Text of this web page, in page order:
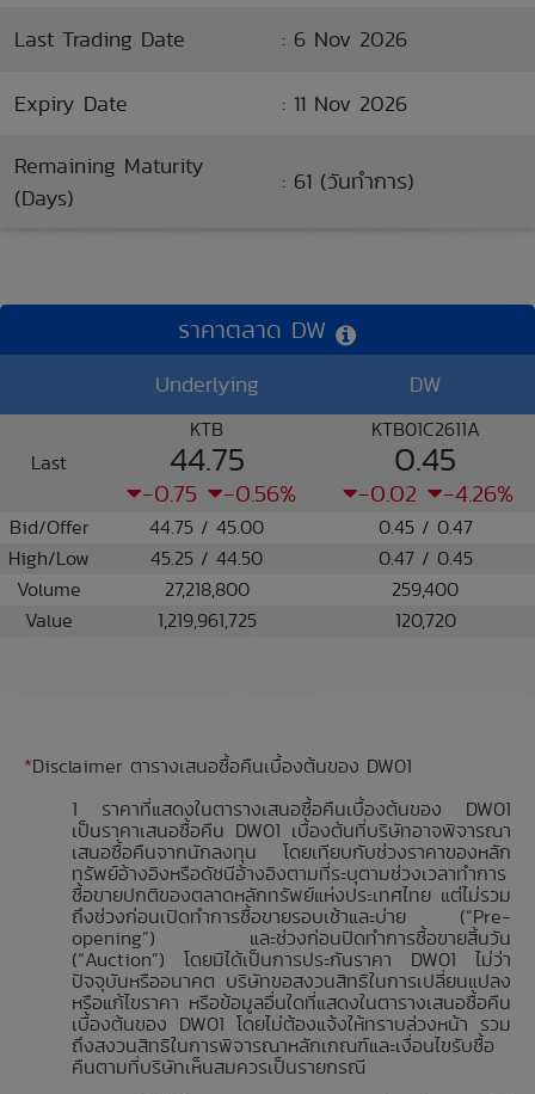
Last Trading Date : 6 Nov 2026
Expiry Date : 11 Nov 2026
Remaining Maturity
(Days)
: 61 (วันทำการ)
ราคาตลาด DW
Underlying DW
Last
KTB
44.75
-0.75 -0.56%
KTB01C2611A
0.45
-0.02 -4.26%
Bid/Offer 44.75 / 45.00
0.45 / 0.47
High/Low
45.25 / 44.50
0.47 / 0.45
Volume
27,218,800
259,400
Value
1,219,961,725 120,720
*Disclaimer ตารางเสนอซื้อคืนเบื้องต้นของ DW01
ราคาที่แสดงในตารางเสนอซื้อคืนเบื้องต้นของ DW01
เป็นราคาเสนอซื้อคืน DW01 เบื้องต้นที่บริษัทอาจพิจารณา
เสนอซื้อคืนจากนักลงทุน โดยเทียบกับช่วงราคาของหลัก
ทรัพย์อ้างอิงหรือดัชนีอ้างอิงตามที่ระบุตามช่วงเวลาทำการ
ซื้อขายปกติของตลาดหลักทรัพย์แห่งประเทศไทย แต่ไม่รวม
ถึงช่วงก่อนเปิดทำการซื้อขายรอบเช้าและบ่าย (“Pre-
opening”) และช่วงก่อนปิดทำการซื้อขายสิ้นวัน
(“Auction”) โดยมิได้เป็นการประกันราคา DW01 ไม่ว่า
ปัจจุบันหรืออนาคต บริษัทขอสงวนสิทธิในการเปลี่ยนแปลง
หรือแก้ไขราคา หรือข้อมูลอื่นใดที่แสดงในตารางเสนอซื้อคืน
เบื้องต้นของ DW01 โดยไม่ต้องแจ้งให้ทราบล่วงหน้า รวม
ถึงสงวนสิทธิในการพิจารณาหลักเกณฑ์และเงื่อนไขรับซื้อ
คืนตามที่บริษัทเห็นสมควรเป็นรายกรณี